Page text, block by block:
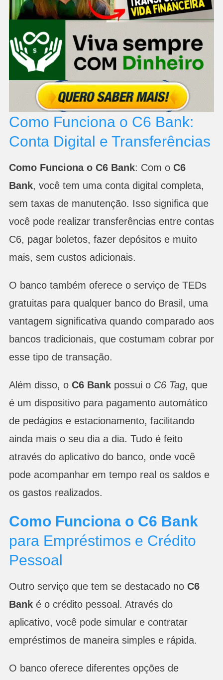
Como Funciona o C6 Bank:
Conta Digital e Transferências
Como Funciona o C6 Bank: Com o C6
Bank, você tem uma conta digital completa,
sem taxas de manutenção. Isso significa que
você pode realizar transferências entre contas
C6, pagar boletos, fazer depósitos e muito
mais, sem custos adicionais.
O banco também oferece o serviço de TEDs
gratuitas para qualquer banco do Brasil, uma
vantagem significativa quando comparado aos
bancos tradicionais, que costumam cobrar por
esse tipo de transação.
Além disso, o C6 Bankpossui o C6 Tag, que
é um dispositivo para pagamento automático
de pedágios e estacionamento, facilitando
ainda mais o seu dia a dia. Tudo é feito
através do aplicativo do banco, onde você
pode acompanhar em tempo real os saldos e
os gastos realizados.
Como Funciona o C6 Bank
para Empréstimos e Crédito
Pessoal
Outro serviço que tem se destacado no C6
Banké o crédito pessoal. Através do
aplicativo, você pode simular e contratar
empréstimos de maneira simples e rápida.
O banco oferece diferentes opções de